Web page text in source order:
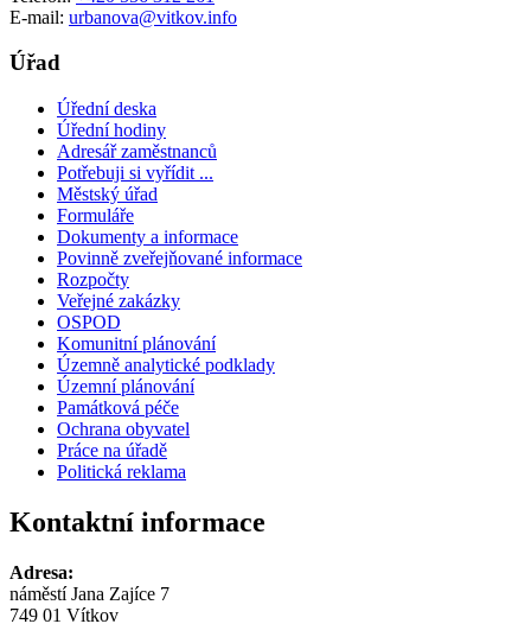
E-mail: urbanova@vitkov.info
Úřad
Úřední deska
Úřední hodiny
Adresář zaměstnanců
Potřebuji si vyřídit ...
Městský úřad
Formuláře
Dokumenty a informace
Povinně zveřejňované informace
Rozpočty
Veřejné zakázky
OSPOD
Komunitní plánování
Územně analytické podklady
Územní plánování
Památková péče
Ochrana obyvatel
Práce na úřadě
Politická reklama
Kontaktní informace
Adresa:
náměstí Jana Zajíce 7
749 01 Vítkov